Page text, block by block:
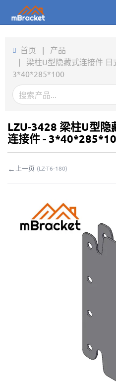
产品
新闻
关于我们
下载
在线询价
我的询价
首页 | 产品
| 梁柱U型隐藏式连接件 日
3*40*285*100
LZU-3428 梁柱U型隐
连接件 -
← 上一页 (LZ-T6-180)